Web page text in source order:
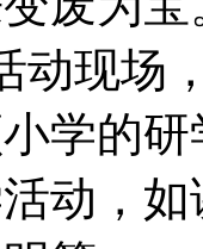
，市
学的
动，